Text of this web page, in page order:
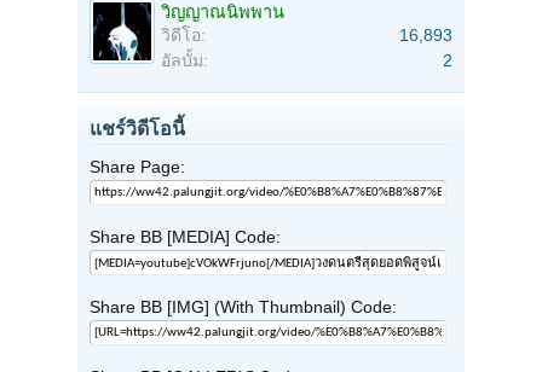
วิญญาณนิพพาน
วิดีโอ:
16,893
อัลบั้ม:
2
แชร์วิดีโอนี้
Share Page:
Share BB [MEDIA] Code:
Share BB [IMG] (With Thumbnail) Code: